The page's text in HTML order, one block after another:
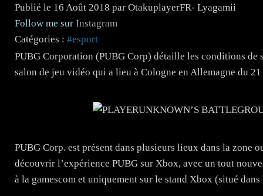
Publié le 16 Août 2018 par OtakuplayerFR- Lyagamii
Follow me sur Instagram
Catégories : #esport
PUBG Corporation (PUBG Corp) détaille les conditions de
salon de jeu vidéo qui a lieu à Cologne en Allemagne du
PUBG Corp. est présent dans plusieurs lieux dans la zone
découvrir l’expérience PUBG sur Xbox, avec un tout
à la gamescom et uniquement sur le stand Xbox (situé